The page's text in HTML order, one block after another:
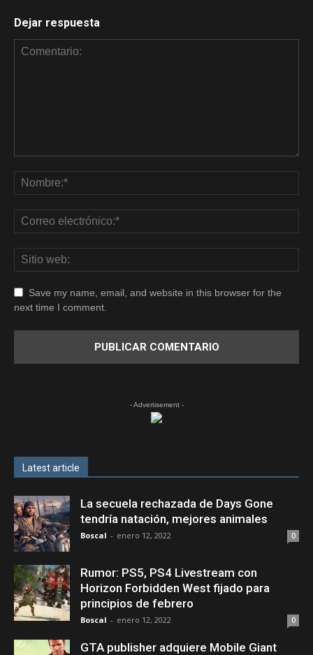
Dejar respuesta
Save my name, email, and website in this browser for the
next time I comment.
- Advertisement -
Latest article
La secuela rechazada de Days Gone
tendría natación, mejores animales
Boscal - enero 12, 2022 0
Rumor: PS5, PS4 Livestream con
Horizon Forbidden West fijado para
principios de febrero
Boscal - enero 12, 2022 0
GTA publisher adquiere Mobile Giant